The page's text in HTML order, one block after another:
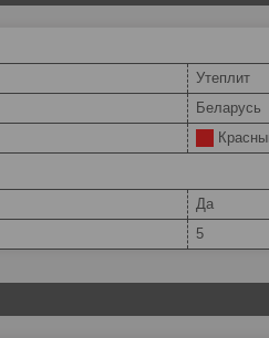
Утеплит
Беларусь
Да
5